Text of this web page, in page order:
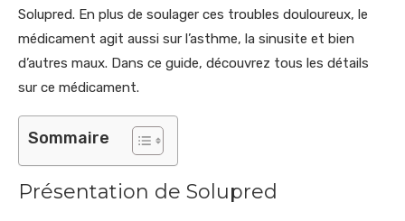
Solupred. En plus de soulager ces troubles douloureux, le
médicament agit aussi sur l’asthme, la sinusite et bien
d’autres maux. Dans ce guide, découvrez tous les détails
sur ce médicament.
Sommaire
Présentation de Solupred